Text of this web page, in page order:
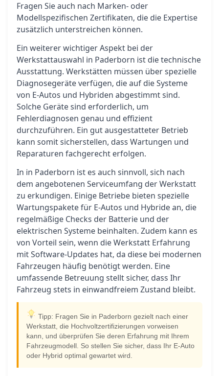
Fragen Sie auch nach Marken- oder
Modellspezifischen Zertifikaten, die die Expertise
zusätzlich unterstreichen können.
Ein weiterer wichtiger Aspekt bei der
Werkstattauswahl in Paderborn ist die technische
Ausstattung. Werkstätten müssen über spezielle
Diagnosegeräte verfügen, die auf die Systeme
von E-Autos und Hybriden abgestimmt sind.
Solche Geräte sind erforderlich, um
Fehlerdiagnosen genau und effizient
durchzuführen. Ein gut ausgestatteter Betrieb
kann somit sicherstellen, dass Wartungen und
Reparaturen fachgerecht erfolgen.
In in Paderborn ist es auch sinnvoll, sich nach
dem angebotenen Serviceumfang der Werkstatt
zu erkundigen. Einige Betriebe bieten spezielle
Wartungspakete für E-Autos und Hybride an, die
regelmäßige Checks der Batterie und der
elektrischen Systeme beinhalten. Zudem kann es
von Vorteil sein, wenn die Werkstatt Erfahrung
mit Software-Updates hat, da diese bei modernen
Fahrzeugen häufig benötigt werden. Eine
umfassende Betreuung stellt sicher, dass Ihr
Fahrzeug stets in einwandfreiem Zustand bleibt.
Tipp: Fragen Sie in Paderborn gezielt nach einer
Werkstatt, die Hochvoltzertifizierungen vorweisen
kann, und überprüfen Sie deren Erfahrung mit Ihrem
Fahrzeugmodell. So stellen Sie sicher, dass Ihr E-Auto
oder Hybrid optimal gewartet wird.